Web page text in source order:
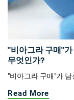
"비아그라 구매"
무엇인가?
"비아그라 구매"가
Read More